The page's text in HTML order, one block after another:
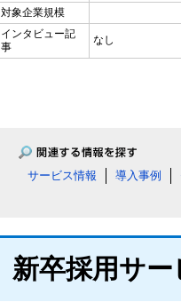
対象企業規模
インタビュー記
事
なし
サービス情報 導入事例
新卒採用サ